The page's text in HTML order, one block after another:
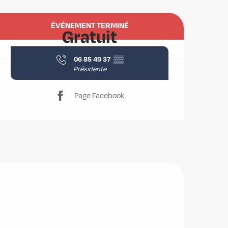
et coordonnées
ÉVÉNEMENT TERMINÉ
Gratuit
06 85 49 37 ▒▒
Présidente
Page Facebook